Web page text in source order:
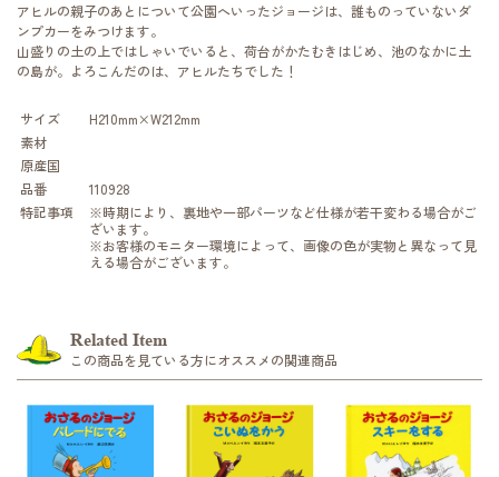
アヒルの親子のあとについて公園へいったジョージは、誰ものっていないダ
ンプカーをみつけます。
山盛りの土の上ではしゃいでいると、荷台がかたむきはじめ、池のなかに土
の島が。よろこんだのは、アヒルたちでした！
サイズ
H210mm×W212mm
素材
原産国
品番
110928
特記事項
※時期により、裏地や一部パーツなど仕様が若干変わる場合がご
ざいます。
※お客様のモニター環境によって、画像の色が実物と異なって見
える場合がございます。
Related Item
この商品を見ている方にオススメの関連商品